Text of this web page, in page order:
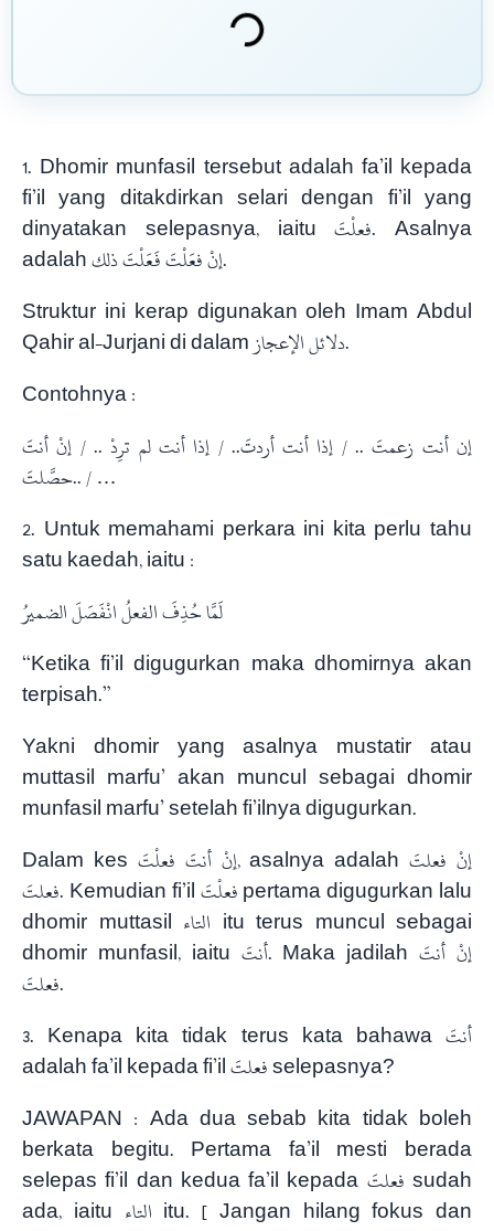
1. Dhomir munfasil tersebut adalah fa’il kepada
fi’il yang ditakdirkan selari dengan fi’il yang
dinyatakan selepasnya, iaitu فعلْتَ. Asalnya
adalah إنْ فعَلْتَ فَعَلْتَ ذلك.
Struktur ini kerap digunakan oleh Imam Abdul
Qahir al-Jurjani di dalam دلائل الإعجاز.
Contohnya :
إنأنت زعمتَ .. / إذا أنت أردتَ.. / إذا أنت لم ترِدْ .. / إنْ أنتَ
حصَّلتَ.. / …
2. Untuk memahami perkara ini kita perlu tahu
satu kaedah, iaitu :
لَمَّا حُذِفَ الفعلُ انْفَصَلَ الضميرُ
“Ketika fi’il digugurkan maka dhomirnya akan
terpisah.”
Yakni dhomir yang asalnya mustatir atau
muttasil marfu’ akan muncul sebagai dhomir
munfasil marfu’ setelah fi’ilnya digugurkan.
Dalam kes إنْ أنتَ فعلْتَ, asalnya adalah إنْ فعلتَ
فعلتَ. Kemudian fi’il فعلْتَ pertama digugurkan lalu
dhomir muttasil التاء itu terus muncul sebagai
dhomir munfasil, iaitu أنتَ. Maka jadilah إنْ أنتَ
فعلتَ.
3. Kenapa kita tidak terus kata bahawa أنتَ
adalah fa’il kepada fi’il فعلتَ selepasnya?
JAWAPAN : Ada dua sebab kita tidak boleh
berkata begitu. Pertama fa’il mesti berada
selepas fi’il dan kedua fa’il kepada فعلتَ sudah
ada, iaitu التاء itu. [ Jangan hilang fokus dan